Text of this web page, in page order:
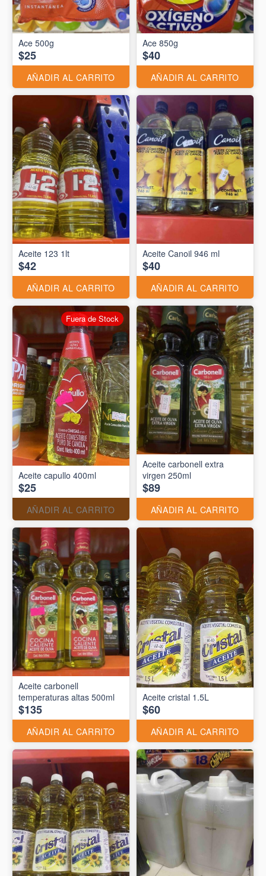
Ace 500g
$25
AÑADIR AL CARRITO
Ace 850g
$40
AÑADIR AL CARRITO
Aceite 123 1lt
$42
AÑADIR AL CARRITO
Aceite Canoil 946 ml
$40
AÑADIR AL CARRITO
Aceite capullo 400ml
$25
AÑADIR AL CARRITO
Fuera de Stock
Aceite carbonell extra
virgen 250ml
$89
AÑADIR AL CARRITO
Aceite carbonell
temperaturas altas 500ml
$135
AÑADIR AL CARRITO
Aceite cristal 1.5L
$60
AÑADIR AL CARRITO